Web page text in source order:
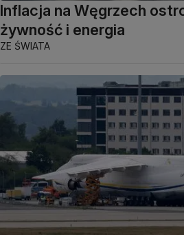
Inflacja na Węgrzech
żywność i energia
ZE ŚWIATA